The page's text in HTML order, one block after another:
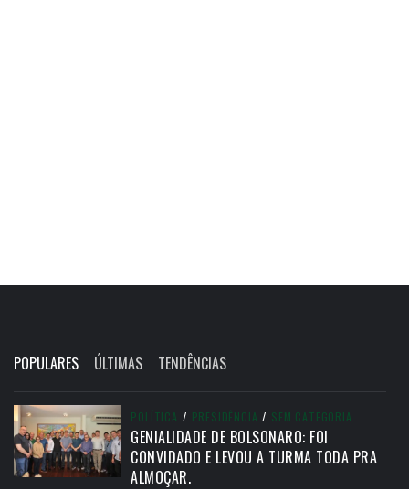
POPULARES ÚLTIMAS TENDÊNCIAS
POLÍTICA / PRESIDÊNCIA / SEM CATEGORIA
GENIALIDADE DE BOLSONARO: FOI
CONVIDADO E LEVOU A TURMA TODA PRA
ALMOÇAR.